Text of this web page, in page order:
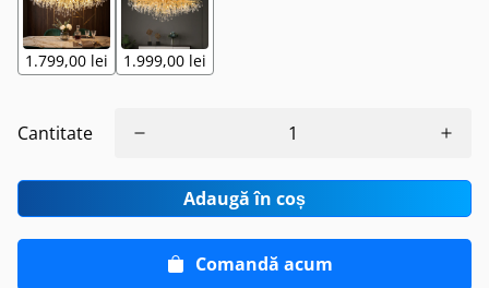
1.799,00 lei 1.999,00 lei
Cantitate
Adaugă în coș
Comandă acum